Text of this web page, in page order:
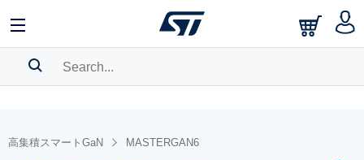
BOOKMARK
高集積スマートGaN MASTERGAN6